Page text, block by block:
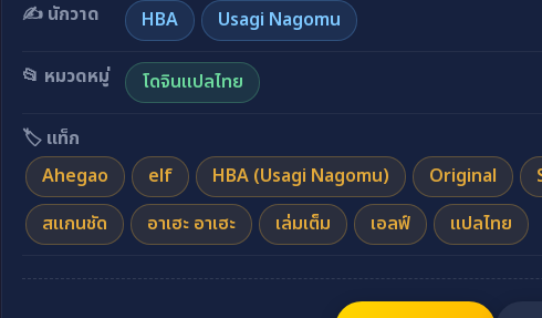
✍️ นักวาด
HBA Usagi Nagomu
📂 หมวดหมู่ โดจินแปลไทย
🏷️ แท็ก
Ahegao
elf HBA (Usagi Nagomu) Original
สแกนชัด
อาเฮะ อาเฮะ เล่มเต็ม เอลฟ์ แปลไทย